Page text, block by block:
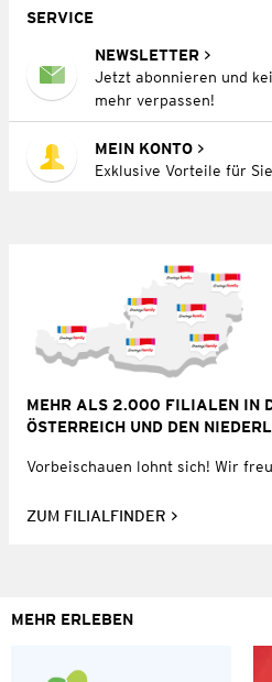
SERVICE
NEWSLETTER
Jetzt abonnieren und
mehr verpassen!
MEIN KONTO
Exklusive Vorteile für Sie
MEHR ALS 2.000 FILIALEN IN
ÖSTERREICH UND DEN
Vorbeischauen lohnt sich! Wir
ZUM FILIALFINDER
MEHR ERLEBEN